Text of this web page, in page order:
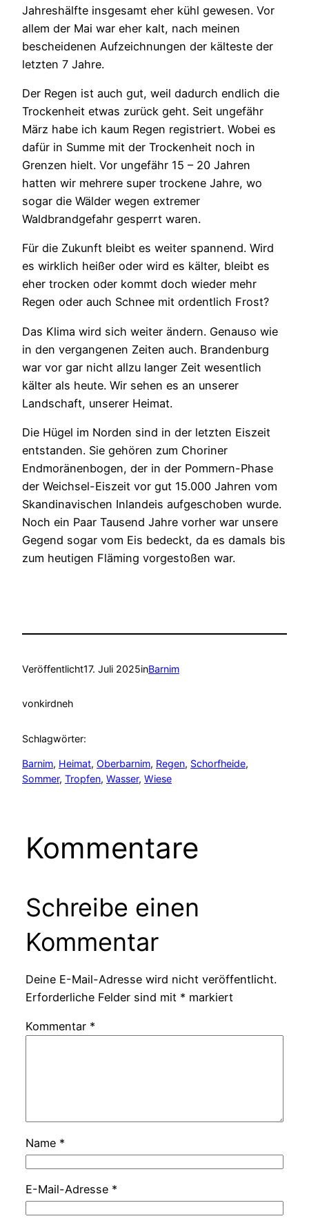
Jahreshälfte insgesamt eher kühl gewesen. Vor
allem der Mai war eher kalt, nach meinen
bescheidenen Aufzeichnungen der kälteste der
letzten 7 Jahre.
Der Regen ist auch gut, weil dadurch endlich die
Trockenheit etwas zurück geht. Seit ungefähr
März habe ich kaum Regen registriert. Wobei es
dafür in Summe mit der Trockenheit noch in
Grenzen hielt. Vor ungefähr 15 – 20 Jahren
hatten wir mehrere super trockene Jahre, wo
sogar die Wälder wegen extremer
Waldbrandgefahr gesperrt waren.
Für die Zukunft bleibt es weiter spannend. Wird
es wirklich heißer oder wird es kälter, bleibt es
eher trocken oder kommt doch wieder mehr
Regen oder auch Schnee mit ordentlich Frost?
Das Klima wird sich weiter ändern. Genauso wie
in den vergangenen Zeiten auch. Brandenburg
war vor gar nicht allzu langer Zeit wesentlich
kälter als heute. Wir sehen es an unserer
Landschaft, unserer Heimat.
Die Hügel im Norden sind in der letzten Eiszeit
entstanden. Sie gehören zum Choriner
Endmoränenbogen, der in der Pommern-Phase
der Weichsel-Eiszeit vor gut 15.000 Jahren vom
Skandinavischen Inlandeis aufgeschoben wurde.
Noch ein Paar Tausend Jahre vorher war unsere
Gegend sogar vom Eis bedeckt, da es damals bis
zum heutigen Fläming vorgestoßen war.
Veröffentlicht17. Juli 2025inBarnim
vonkirdneh
Schlagwörter:
Barnim, Heimat, Oberbarnim, Regen, Schorfheide
Sommer, Tropfen, Wasser, Wiese
Kommentare
Schreibe einen
Kommentar
Deine E-Mail-Adresse wird nicht veröffentlicht.
Erforderliche Felder sind mit * markiert
Kommentar *
Name *
E-Mail-Adresse *